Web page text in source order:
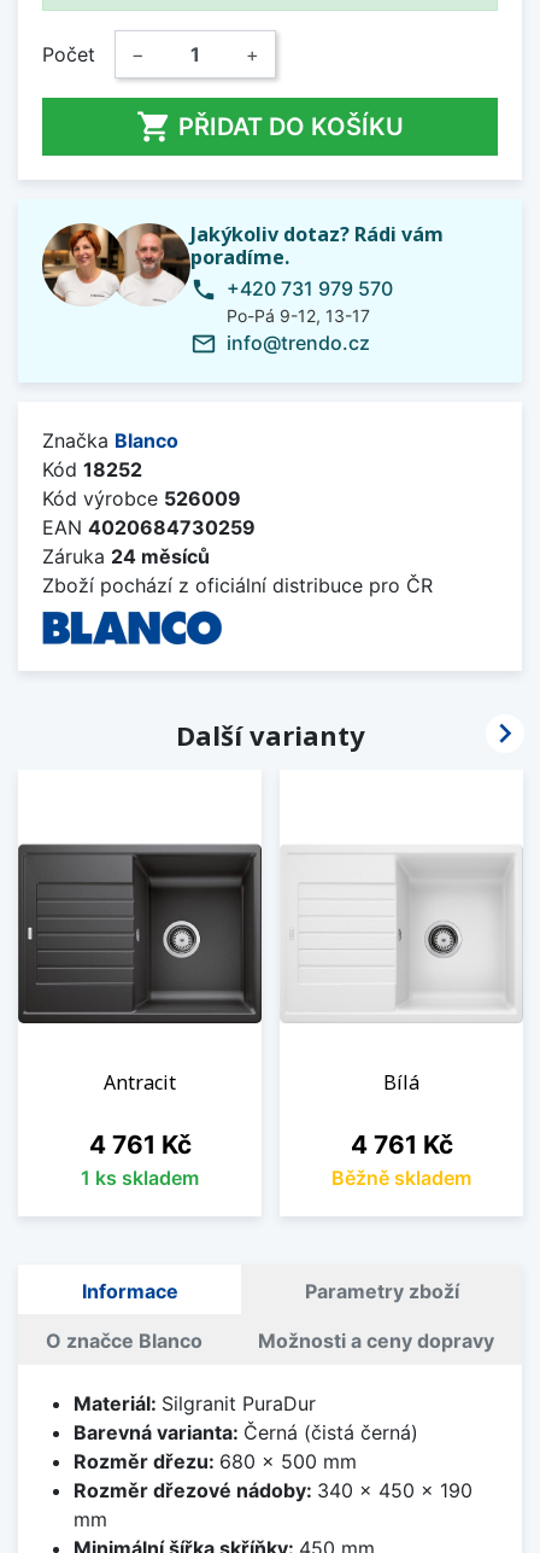
Počet − +
 PŘIDAT DO KOŠÍKU
Jakýkoliv dotaz? Rádi vám
poradíme.
phone +420 731 979 570
Po-Pá 9-12, 13-17
mail_outline info@trendo.cz
Značka Blanco
Kód 18252
Kód výrobce 526009
EAN 4020684730259
Záruka 24 měsíců
Zboží pochází z oficiální distribuce pro ČR
Další varianty
Antracit
Cena
4 761 Kč
1 ks skladem
Bílá
Cena
4 761 Kč
Běžně skladem

Informace Parametry zboží
O značce Blanco Možnosti a ceny dopravy
Materiál: Silgranit PuraDur
Barevná varianta: Černá (čistá černá)
Rozměr dřezu: 680 x 500 mm
Rozměr dřezové nádoby: 340 x 450 x 190
mm
Minimální šířka skříňky: 450 mm